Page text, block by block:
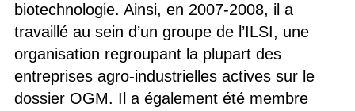
biotechnologie. Ainsi, en 2007-2008, il a
travaillé au sein d’un groupe de l’ILSI, une
organisation regroupant la plupart des
entreprises agro-industrielles actives sur le
dossier OGM. Il a également été membre